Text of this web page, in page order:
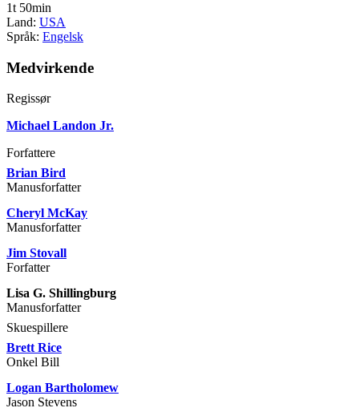
1t 50min
Land: USA
Språk: Engelsk
Medvirkende
Regissør
Michael Landon Jr.
Forfattere
Brian Bird
Manusforfatter
Cheryl McKay
Manusforfatter
Jim Stovall
Forfatter
Lisa G. Shillingburg
Manusforfatter
Skuespillere
Brett Rice
Onkel Bill
Logan Bartholomew
Jason Stevens